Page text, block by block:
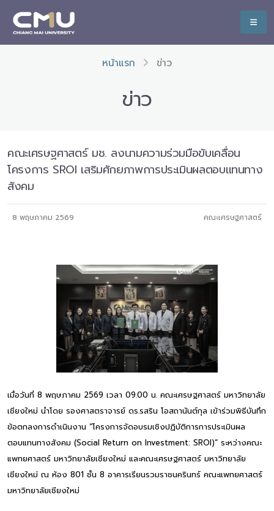
หน้าแรก ข่าว
ข่าว
คณะเศรษฐศาสตร์ มช. ลงนามความร่วมมือขับเคลื่อน
โครงการ SROI เสริมศักยภาพการประเมินผลตอบแทนทาง
สังคม
8 พฤษภาคม 2569 คณะเศรษฐศาสตร์
เมื่อวันที่ 8 พฤษภาคม 2569 เวลา 09.00 น. คณะเศรษฐศาสตร์ มหาวิทยาลัย
เชียงใหม่ นำโดย รองศาสตราจารย์ ดร.รสริน โอสถานันต์กุล เข้าร่วมพิธีบันทึก
ข้อตกลงการดำเนินงาน “โครงการจัดอบรมเชิงปฏิบัติการการประเมินผล
ตอบแทนทางสังคม (Social Return on Investment: SROI)” ระหว่างคณะ
แพทยศาสตร์ มหาวิทยาลัยเชียงใหม่ และคณะเศรษฐศาสตร์ มหาวิทยาลัย
เชียงใหม่ ณ ห้อง 801 ชั้น 8 อาคารเรียนรวมราชนครินทร์ คณะแพทยศาสตร์
มหาวิทยาลัยเชียงใหม่